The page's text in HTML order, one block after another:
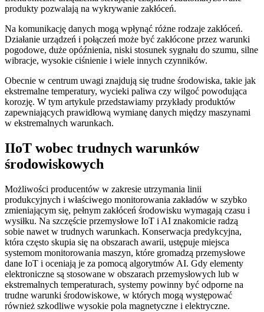
produkty pozwalają na wykrywanie zakłóceń.
Na komunikację danych mogą wpłynąć różne rodzaje zakłóceń.
Działanie urządzeń i połączeń może być zakłócone przez warunki
pogodowe, duże opóźnienia, niski stosunek sygnału do szumu, silne
wibracje, wysokie ciśnienie i wiele innych czynników.
Obecnie w centrum uwagi znajdują się trudne środowiska, takie jak
ekstremalne temperatury, wycieki paliwa czy wilgoć powodująca
korozję. W tym artykule przedstawiamy przykłady produktów
zapewniających prawidłową wymianę danych między maszynami
w ekstremalnych warunkach.
IIoT wobec trudnych warunków
środowiskowych
Możliwości producentów w zakresie utrzymania linii
produkcyjnych i właściwego monitorowania zakładów w szybko
zmieniającym się, pełnym zakłóceń środowisku wymagają czasu i
wysiłku. Na szczęście przemysłowe IoT i AI znakomicie radzą
sobie nawet w trudnych warunkach. Konserwacja predykcyjna,
która często skupia się na obszarach awarii, ustępuje miejsca
systemom monitorowania maszyn, które gromadzą przemysłowe
dane IoT i oceniają je za pomocą algorytmów AI. Gdy elementy
elektroniczne są stosowane w obszarach przemysłowych lub w
ekstremalnych temperaturach, systemy powinny być odporne na
trudne warunki środowiskowe, w których mogą występować
również szkodliwe wysokie pola magnetyczne i elektryczne.